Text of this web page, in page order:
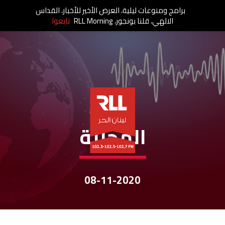
نشرات الأخبار
المحليّة
08-11-2020
برامج ومنوعات ليلية، العرض الأخير للأخبار، القداس
الالهي، قلنا بونجور، RLL Morning تابعوا